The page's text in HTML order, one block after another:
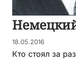
18.05.2016
Кто стоял за